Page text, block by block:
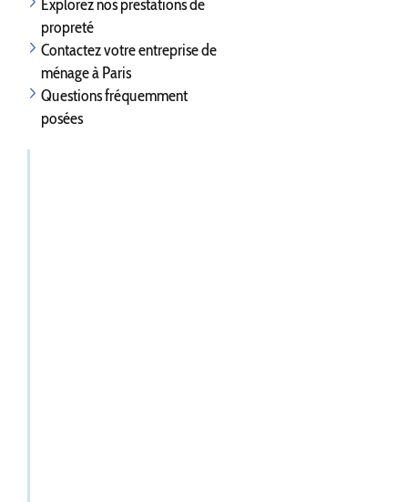
Explorez nos prestations de
propreté
Contactez votre entreprise de
ménage à Paris
Questions fréquemment
posées